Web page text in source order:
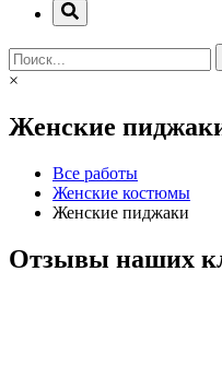
×
Женские
Все работы
Женские костюмы
Женские пиджаки
Отзывы наших